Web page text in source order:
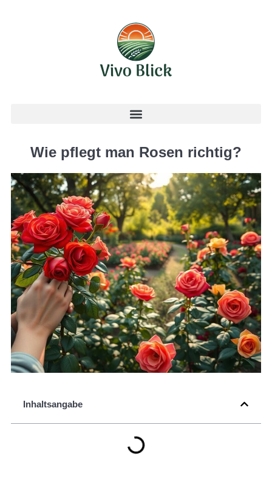
Wie pflegt man Rosen richtig?
Inhaltsangabe